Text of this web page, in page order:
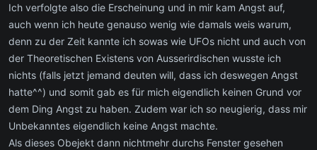
Ich verfolgte also die Erscheinung und in mir kam Angst auf,
auch wenn ich heute genauso wenig wie damals weis warum,
denn zu der Zeit kannte ich sowas wie UFOs nicht und auch von
der Theoretischen Existens von Ausserirdischen wusste ich
nichts (falls jetzt jemand deuten will, dass ich deswegen Angst
hatte^^) und somit gab es für mich eigendlich keinen Grund vor
dem Ding Angst zu haben. Zudem war ich so neugierig, dass mir
Unbekanntes eigendlich keine Angst machte.
Als dieses Obejekt dann nichtmehr durchs Fenster gesehen